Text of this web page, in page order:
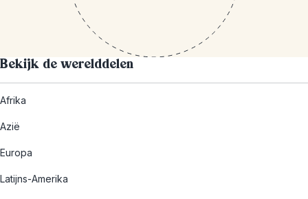
Bekijk de werelddelen
Afrika
Azië
Europa
Latijns-Amerika